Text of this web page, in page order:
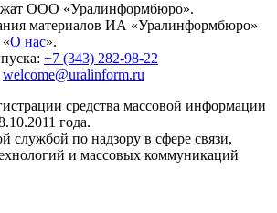
ООО «Уралинформбюро».
материалов ИА «Уралинформбюро»
О нас».
+7 (343) 282-98-22
welcome@uralinform.ru
средства массовой информации
года.
службой по надзору в сфере связи,
и массовых коммуникаций